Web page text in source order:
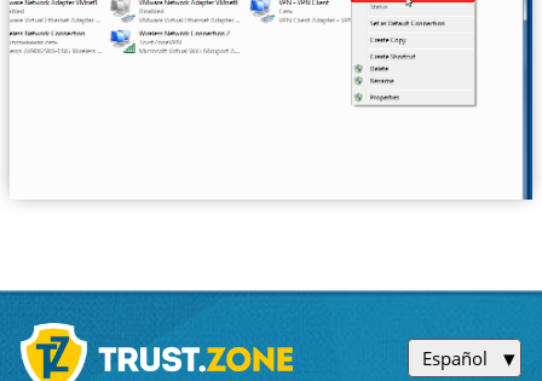
Español